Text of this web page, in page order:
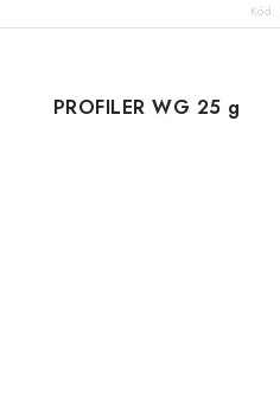
Kód:
PROFILER WG 25 g